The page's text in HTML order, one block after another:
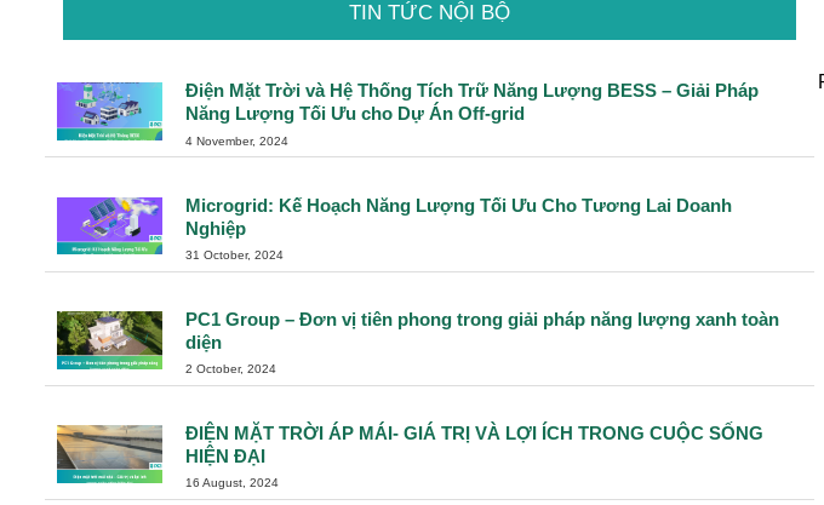
TIN TỨC NỘI BỘ
Điện Mặt Trời và Hệ Thống Tích Trữ Năng Lượng BESS – Giải Pháp
Năng Lượng Tối Ưu cho Dự Án Off-grid
4 November, 2024
Microgrid: Kế Hoạch Năng Lượng Tối Ưu Cho Tương Lai Doanh
Nghiệp
31 October, 2024
PC1 Group – Đơn vị tiên phong trong giải pháp năng lượng xanh toàn
diện
2 October, 2024
ĐIỆN MẶT TRỜI ÁP MÁI- GIÁ TRỊ VÀ LỢI ÍCH TRONG CUỘC SỐNG
HIỆN ĐẠI
16 August, 2024